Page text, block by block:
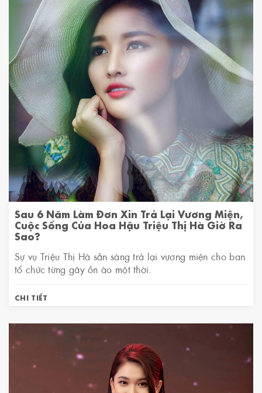
Sau 6 Năm Làm Đơn Xin Trả Lại Vương Miện,
Cuộc Sống Của Hoa Hậu Triệu Thị Hà Giờ Ra
Sao?
Sự vụ Triệu Thị Hà sẵn sàng trả lại vương miện cho ban
tổ chức từng gây ồn ào một thời.
CHI TIẾT